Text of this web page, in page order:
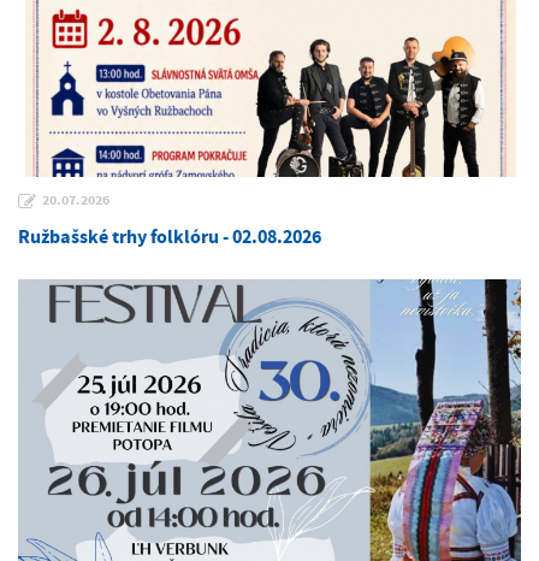
20.07.2026
Ružbašské trhy folklóru - 02.08.2026